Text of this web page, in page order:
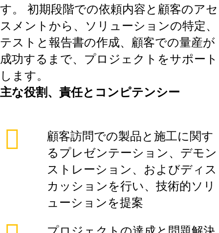
す。 初期段階での依頼内容と顧客のアセ
スメントから、ソリューションの特定、
テストと報告書の作成、顧客での量産が
成功するまで、プロジェクトをサポート
します。
主な役割、責任とコンピテンシー
顧客訪問での製品と施工に関す
るプレゼンテーション、デモン
ストレーション、およびディス
カッションを行い、技術的ソリ
ューションを提案